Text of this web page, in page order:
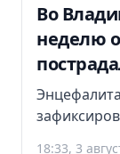
Во
неделю
18:33, 3